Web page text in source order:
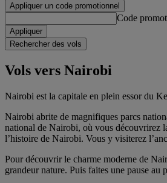
Appliquer un code promotionnel
Code
Appliquer
Rechercher des vols
Vols vers Nairobi
Nairobi est la capitale en plein essor du
Nairobi abrite de magnifiques parcs
national de Nairobi, où vous découvrirez
l’histoire de Nairobi. Vous y visiterez
Pour découvrir le charme moderne de
grandeur nature. Puis faites une pause